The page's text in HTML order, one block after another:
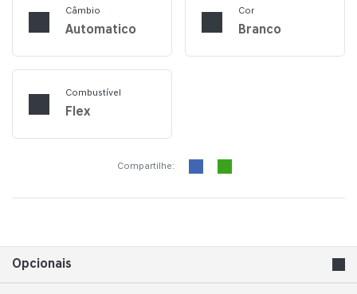
Câmbio
Automatico
Cor
Branco
Combustível
Flex
Compartilhe:
Opcionais